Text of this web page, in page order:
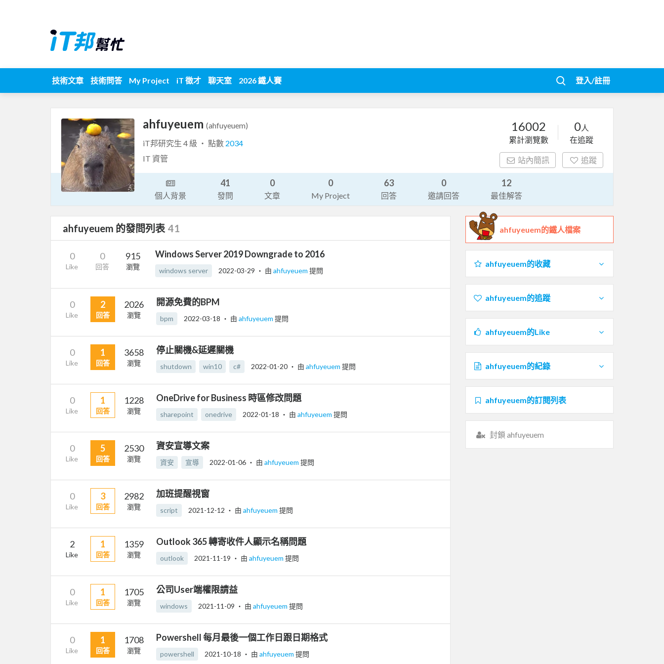
技術文章 技術問答 My Project iT 徵才 聊天室 2026 鐵人賽 登入/註冊
ahfuyeuem (ahfuyeuem)
iT邦研究生 4 級 ‧ 點數 2034
IT 資管
16002
累計瀏覽數
0人
在追蹤
站內簡訊 追蹤
個人背景
41
發問
0
文章
0
My Project
63
回答
0
邀請回答
12
最佳解答
ahfuyeuem 的發問列表 41
0
Like
0
回答
915
瀏覽
Windows Server 2019 Downgrade to 2016
windows server 2022-03-29 ‧ 由 ahfuyeuem 提問
0
Like
2
回答
2026
瀏覽
開源免費的BPM
bpm 2022-03-18 ‧ 由 ahfuyeuem 提問
0
Like
1
回答
3658
瀏覽
停止關機&延遲關機
shutdown win10 c# 2022-01-20 ‧ 由 ahfuyeuem 提問
0
Like
1
回答
1228
瀏覽
OneDrive for Business 時區修改問題
sharepoint onedrive 2022-01-18 ‧ 由 ahfuyeuem 提問
0
Like
5
回答
2530
瀏覽
資安宣導文案
資安 宣導 2022-01-06 ‧ 由 ahfuyeuem 提問
0
Like
3
回答
2982
瀏覽
加班提醒視窗
script 2021-12-12 ‧ 由 ahfuyeuem 提問
2
Like
1
回答
1359
瀏覽
Outlook 365 轉寄收件人顯示名稱問題
outlook 2021-11-19 ‧ 由 ahfuyeuem 提問
0
Like
1
回答
1705
瀏覽
公司User端權限請益
windows 2021-11-09 ‧ 由 ahfuyeuem 提問
0
Like
1
回答
1708
瀏覽
Powershell 每月最後一個工作日跟日期格式
powershell 2021-10-18 ‧ 由 ahfuyeuem 提問
ahfuyeuem的鐵人檔案
ahfuyeuem的收藏
ahfuyeuem的追蹤
ahfuyeuem的Like
ahfuyeuem的紀錄
ahfuyeuem的訂閱列表
封鎖 ahfuyeuem